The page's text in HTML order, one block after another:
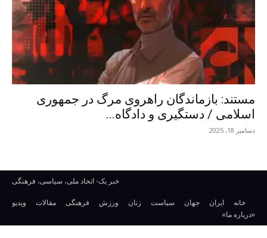
مستند: بازماندگان راهروی مرگ در جمهوری
اسلامی / دستگیری و دادگاه...
دسامبر 18, 2025
خبر یک- اتحاد ملی، سیاسی، فرهنگی
خانه ایران جهان سیاست زنان ورزش فرهنگی مقالات
ویدیو
«درباره ما»